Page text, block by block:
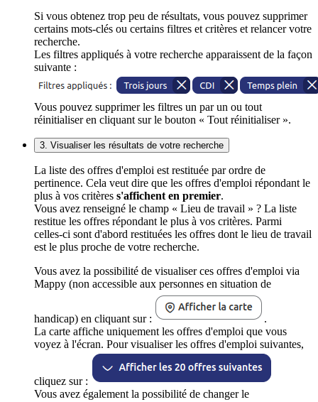
Si vous obtenez trop peu de résultats, vous pouvez supprimer
certains mots-clés ou certains filtres et critères et relancer votre
recherche.
Les filtres appliqués à votre recherche apparaissent de la façon
suivante :
Vous pouvez supprimer les filtres un par un ou tout
réinitialiser en cliquant sur le bouton « Tout réinitialiser ».
3. Visualiser les résultats de votre recherche
La liste des offres d'emploi est restituée par ordre de
pertinence. Cela veut dire que les offres d'emploi répondant le
plus à vos critères s'affichent en premier.
Vous avez renseigné le champ « Lieu de travail » ? La liste
restitue les offres répondant le plus à vos critères. Parmi
celles-ci sont d'abord restituées les offres dont le lieu de travail
est le plus proche de votre recherche.
Vous avez la possibilité de visualiser ces offres d'emploi via
Mappy (non accessible aux personnes en situation de
handicap) en cliquant sur :
.
La carte affiche uniquement les offres d'emploi que vous
voyez à l'écran. Pour visualiser les offres d'emploi suivantes,
cliquez sur :
Vous avez également la possibilité de changer le